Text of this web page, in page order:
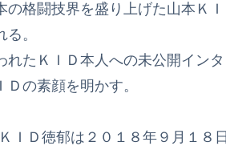
の格闘技界を盛り上げた山本Ｋ
。
れたＫＩＤ本人への未公開イン
の素顔を明かす。
ＩＤ徳郁は２０１８年９月１８